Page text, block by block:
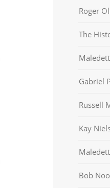
Roger
The
Gabriel
Russell
Kay
Bob